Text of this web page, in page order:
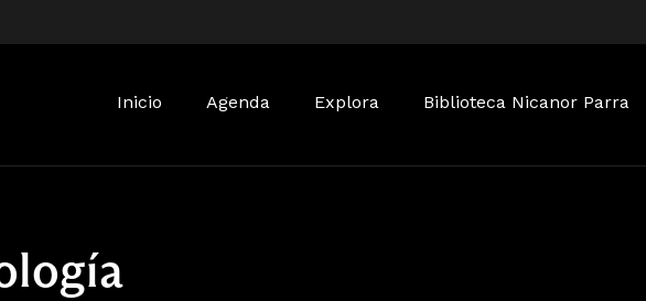
Inicio Agenda Explora Biblioteca Nicanor Parra